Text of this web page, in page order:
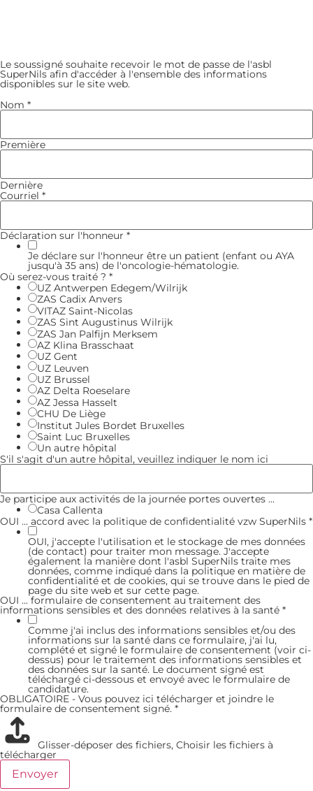
ondertekende
Policy ander
Le soussigné souhaite recevoir le mot de passe de l'asbl
SuperNils afin d'accéder à l'ensemble des informations
disponibles sur le site web.
Nom *
Première
Dernière
Courriel *
Déclaration sur l'honneur *
Je déclare sur l'honneur être un patient (enfant ou AYA
jusqu'à 35 ans) de l'oncologie-hématologie.
Où serez-vous traité ? *
UZ Antwerpen Edegem/Wilrijk
ZAS Cadix Anvers
VITAZ Saint-Nicolas
ZAS Sint Augustinus Wilrijk
ZAS Jan Palfijn Merksem
AZ Klina Brasschaat
UZ Gent
UZ Leuven
UZ Brussel
AZ Delta Roeselare
AZ Jessa Hasselt
CHU De Liège
Institut Jules Bordet Bruxelles
Saint Luc Bruxelles
Un autre hôpital
S'il s'agit d'un autre hôpital, veuillez indiquer le nom ici
Je participe aux activités de la journée portes ouvertes ...
Casa Callenta
OUI ... accord avec la politique de confidentialité vzw SuperNils *
OUI, j'accepte l'utilisation et le stockage de mes données
(de contact) pour traiter mon message. J'accepte
également la manière dont l'asbl SuperNils traite mes
données, comme indiqué dans la politique en matière de
confidentialité et de cookies, qui se trouve dans le pied de
page du site web et sur cette page.
OUI ... formulaire de consentement au traitement des
informations sensibles et des données relatives à la santé *
Comme j'ai inclus des informations sensibles et/ou des
informations sur la santé dans ce formulaire, j'ai lu,
complété et signé le formulaire de consentement (voir ci-
dessus) pour le traitement des informations sensibles et
des données sur la santé. Le document signé est
téléchargé ci-dessous et envoyé avec le formulaire de
candidature.
OBLIGATOIRE - Vous pouvez ici télécharger et joindre le
formulaire de consentement signé. *
Glisser-déposer des fichiers, Choisir les fichiers à
télécharger
Envoyer